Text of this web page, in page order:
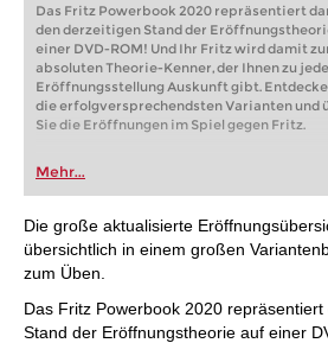
Das Fritz Powerbook 2020 repräsentiert
den derzeitigen Stand der
einer DVD-ROM! Und Ihr Fritz wird damit
absoluten Theorie-Kenner, der Ihnen zu
Eröffnungsstellung Auskunft gibt.
die erfolgversprechendsten Varianten und
Sie die Eröffnungen im Spiel gegen Fritz.
Mehr...
Die große aktualisierte
übersichtlich in einem großen
zum Üben.
Das Fritz Powerbook 2020
Stand der Eröffnungstheorie auf einer